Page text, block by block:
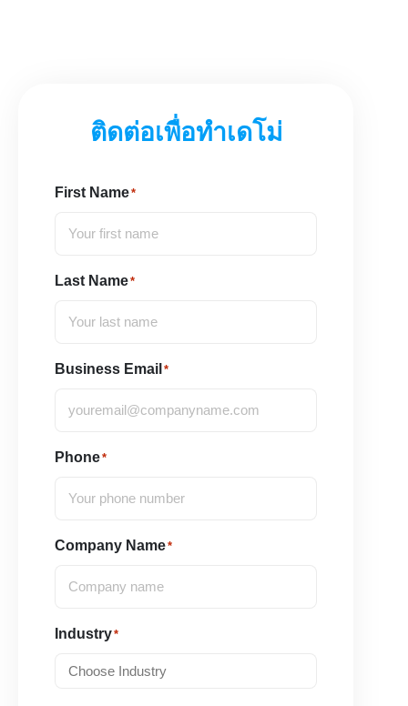
ติดต่อเพื่อทำเดโม่
First Name*
Last Name*
Business Email *
Phone*
Company Name*
Industry*